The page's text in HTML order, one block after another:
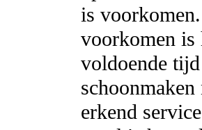
is
voorkomen is
voldoende
erkend